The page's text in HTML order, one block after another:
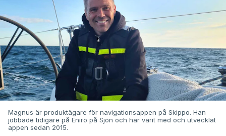
Magnus är produktägare för navigationsappen på Skippo. Han
jobbade tidigare på Eniro på Sjön och har varit med och utvecklat
appen sedan 2015.